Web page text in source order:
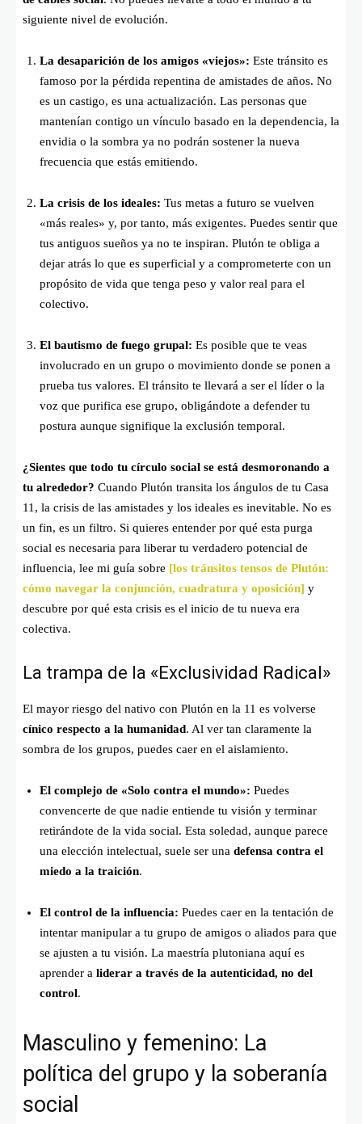
siguiente nivel de evolución.
La desaparición de los amigos «viejos»: Este tránsito es
famoso por la pérdida repentina de amistades de años. No
es un castigo, es una actualización. Las personas que
mantenían contigo un vínculo basado en la dependencia, la
envidia o la sombra ya no podrán sostener la nueva
frecuencia que estás emitiendo.
La crisis de los ideales: Tus metas a futuro se vuelven
«más reales» y, por tanto, más exigentes. Puedes sentir que
tus antiguos sueños ya no te inspiran. Plutón te obliga a
dejar atrás lo que es superficial y a comprometerte con un
propósito de vida que tenga peso y valor real para el
colectivo.
El bautismo de fuego grupal: Es posible que te veas
involucrado en un grupo o movimiento donde se ponen a
prueba tus valores. El tránsito te llevará a ser el líder o la
voz que purifica ese grupo, obligándote a defender tu
postura aunque signifique la exclusión temporal.
¿Sientes que todo tu círculo social se está desmoronando a
tu alrededor? Cuando Plutón transita los ángulos de tu Casa
11, la crisis de las amistades y los ideales es inevitable. No es
un fin, es un filtro. Si quieres entender por qué esta purga
social es necesaria para liberar tu verdadero potencial de
influencia, lee mi guía sobre [los tránsitos tensos de Plutón:
cómo navegar la conjunción, cuadratura y oposición] y
descubre por qué esta crisis es el inicio de tu nueva era
colectiva.
La trampa de la «Exclusividad Radical»
El mayor riesgo del nativo con Plutón en la 11 es volverse
cínico respecto a la humanidad. Al ver tan claramente la
sombra de los grupos, puedes caer en el aislamiento.
El complejo de «Solo contra el mundo»: Puedes
convencerte de que nadie entiende tu visión y terminar
retirándote de la vida social. Esta soledad, aunque parece
una elección intelectual, suele ser una defensa contra el
miedo a la traición.
El control de la influencia: Puedes caer en la tentación de
intentar manipular a tu grupo de amigos o aliados para que
se ajusten a tu visión. La maestría plutoniana aquí es
aprender a liderar a través de la autenticidad, no del
control.
Masculino y femenino: La
política del grupo y la soberanía
social